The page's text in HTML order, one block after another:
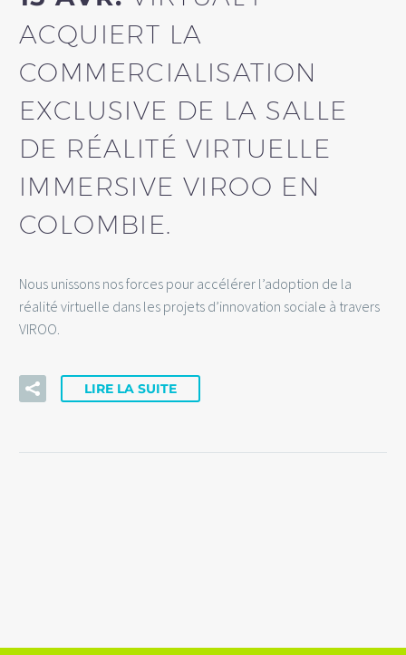
ACQUIERT LA
COMMERCIALISATION
EXCLUSIVE DE LA SALLE
DE RÉALITÉ VIRTUELLE
IMMERSIVE VIROO EN
COLOMBIE.
Nous unissons nos forces pour accélérer l’adoption de la
réalité virtuelle dans les projets d’innovation sociale à travers
VIROO.
LIRE LA SUITE